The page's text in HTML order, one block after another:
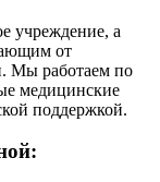
учреждение, а
от
Мы работаем по
медицинские
поддержкой.